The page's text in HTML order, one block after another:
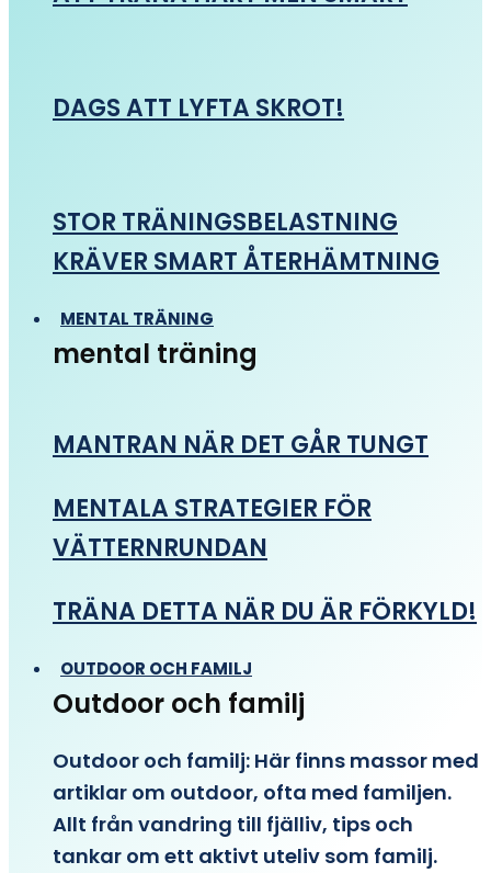
DAGS ATT LYFTA SKROT!
STOR TRÄNINGSBELASTNING
KRÄVER SMART ÅTERHÄMTNING
MENTAL TRÄNING
mental träning
MANTRAN NÄR DET GÅR TUNGT
MENTALA STRATEGIER FÖR
VÄTTERNRUNDAN
TRÄNA DETTA NÄR DU ÄR FÖRKYLD!
OUTDOOR OCH FAMILJ
Outdoor och familj
Outdoor och familj: Här finns massor med
artiklar om outdoor, ofta med familjen.
Allt från vandring till fjälliv, tips och
tankar om ett aktivt uteliv som familj.